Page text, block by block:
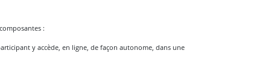
:
y accède, en ligne, de façon autonome, dans une